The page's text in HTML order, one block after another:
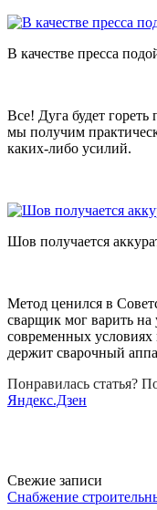
В качестве пресса
Все! Дуга будет
мы получим
каких-либо усилий.
Шов получается
Метод ценился в
сварщик мог варить на
современных условиях
держит сварочный
Понравилась статья?
Яндекс.Дзен
Свежие записи
Снабжение